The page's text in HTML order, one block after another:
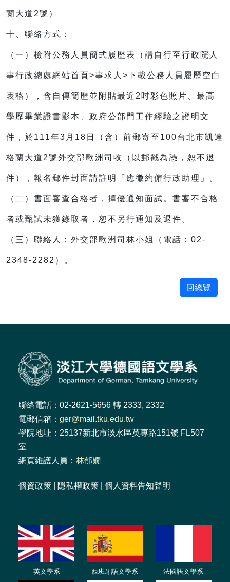
蘭大道2號）
十、聯絡方式：
（一）檢附公務人員簡式履歷表（請自行至行政院人
事行政總處網站首頁>事求人>下載公務人員履歷空白
表格），含自傳簡歷並附貼最近2吋彩色照片、最高
學歷畢業證書影本、政府公部門工作經驗之證明文
件，於111年3月18日（含）前郵寄至100台北市凱達
格蘭大道2號外交部歐洲司收（以郵戳為憑，恕不退
件），報名郵件封面請註明「應徵約僱行政助理」。
（二）書面審查合格者，擇優通知面試。書審不合格
者或甄試未獲錄取者，恕不另行通知及退件。
（三）聯絡人：外交部歐洲司林小姐（電話：02-
2348-2282）。
回總覽
聯絡電話：02-2621-5656 轉 2333, 2332
電郵信箱： ger@mail.tku.edu.tw
學院地址：25137新北市淡水區英專路151號 FL507
室
網頁維護人員： 林郁嫺
個資政策 隱私權政策 個人資料告知聲明
英文學系 西班牙語文學系 法國語文學系